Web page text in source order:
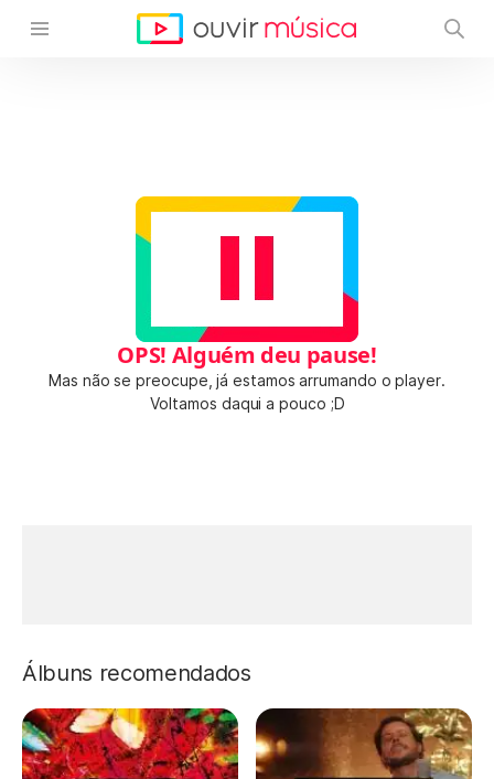
OPS! Alguém deu pause!
Mas não se preocupe, já estamos arrumando o player.
Voltamos daqui a pouco ;D
Álbuns recomendados